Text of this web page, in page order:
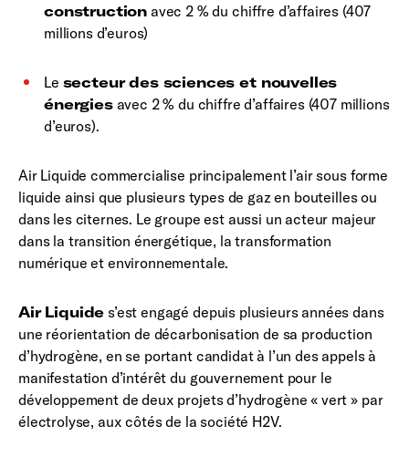
construction avec 2 % du chiffre d’affaires (407
millions d’euros)
Le secteur des sciences et nouvelles
énergiesavec 2 % du chiffre d’affaires (407 millions
d’euros).
Air Liquide commercialise principalement l’air sous forme
liquide ainsi que plusieurs types de gaz en bouteilles ou
dans les citernes. Le groupe est aussi un acteur majeur
dans la transition énergétique, la transformation
numérique et environnementale.
Air Liquide s’est engagé depuis plusieurs années dans
une réorientation de décarbonisation de sa production
d’hydrogène, en se portant candidat à l’un des appels à
manifestation d’intérêt du gouvernement pour le
développement de deux projets d’hydrogène « vert » par
électrolyse, aux côtés de la société H2V.